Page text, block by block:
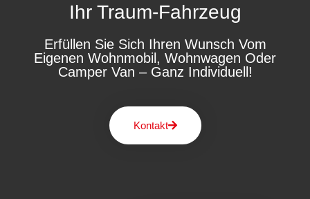
Ihr Traum-Fahrzeug
Erfüllen Sie Sich Ihren Wunsch Vom
Eigenen Wohnmobil, Wohnwagen Oder
Camper Van – Ganz Individuell!
Kontakt